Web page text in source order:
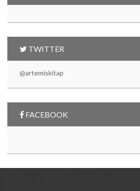
TWITTER
@artemiskitap
FACEBOOK